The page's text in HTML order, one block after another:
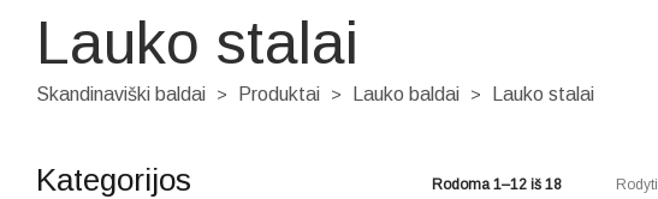
Lauko stalai
Skandinaviški baldai > Produktai > Lauko baldai > Lauko stalai
Rodoma 1–12 iš 18 Rodyti
Kategorijos